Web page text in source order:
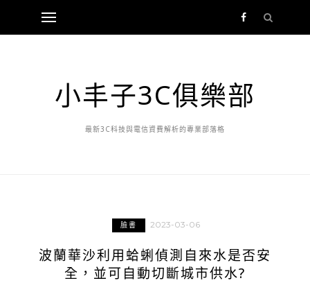
小丰子3C俱樂部
最新3C科技與電信資費解析的專業部落格
臉書 2023-03-06
波蘭華沙利用蛤蜊偵測自來水是否安
全，並可自動切斷城市供水?